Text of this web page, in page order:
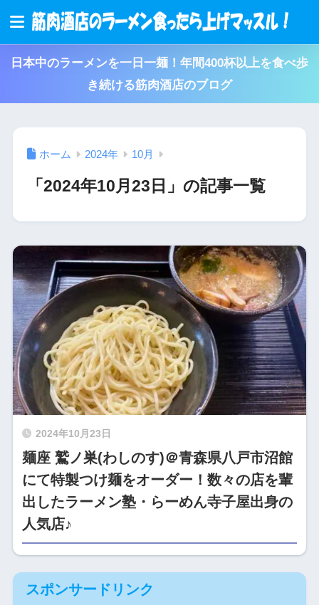
日本中のラーメンを一日一麺！年間400杯以上を食べ歩
き続ける筋肉酒店のブログ
ホーム 2024年 10月
「2024年10月23日」の記事一覧
2024年10月23日
麺座 鷲ノ巣(わしのす)＠青森県八戸市沼館
にて特製つけ麺をオーダー！数々の店を輩
出したラーメン塾・らーめん寺子屋出身の
人気店♪
スポンサードリンク